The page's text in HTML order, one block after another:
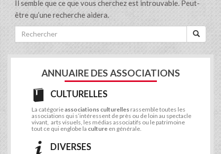
Il semble que ce que vous cherchez est introuvable. Peut-
être qu’une recherche aidera.
ANNUAIRE DES ASSOCIATIONS
CULTURELLES
La catégorieassociations culturelles rassemble toutes les
associations qui s’intéressent de près ou de loin au spectacle
vivant, arts visuels, les médias associatifs ou le patrimoine
tout ce qui englobe la culture en générale.
DIVERSES